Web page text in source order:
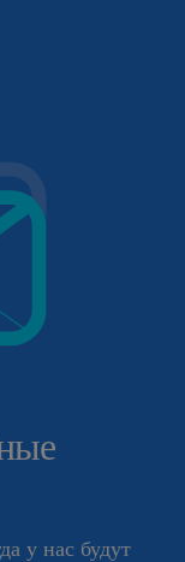
у нас будут